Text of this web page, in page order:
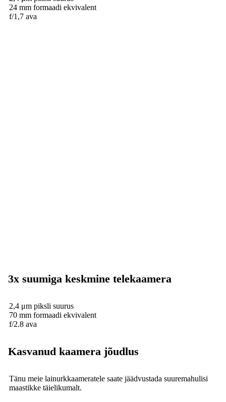
24 mm formaadi ekvivalent
f/1,7 ava
3x suumiga keskmine telekaamera
2,4 μm piksli suurus
70 mm formaadi ekvivalent
f/2.8 ava
Kasvanud kaamera jõudlus
Tänu meie lainurkkaameratele saate jäädvustada suuremahulisi
maastikke täielikumalt.